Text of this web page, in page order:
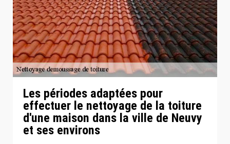
Les périodes adaptées pour
effectuer le nettoyage de la toiture
d'une maison dans la ville de Neuvy
et ses environs